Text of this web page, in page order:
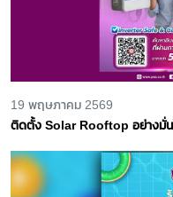
19 พฤษภาคม 2569
ติดตั้ง Solar Rooftop อย่างมั่น